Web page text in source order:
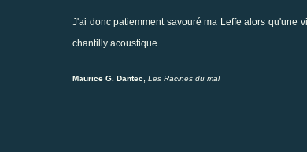
J'ai donc patiemment savouré ma Leffe alors qu'une
chantilly acoustique.
Maurice G. Dantec Les Racines du mal